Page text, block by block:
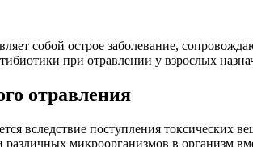
собой острое заболевание,
при отравлении у взрослых
отравления
вследствие поступления
микроорганизмов в организм